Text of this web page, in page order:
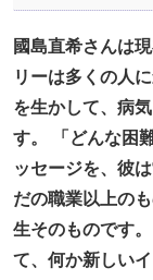
國島直希さんは
リーは多くの人
を生かして、病
す。 「どんな困
ッセージを、彼
だの職業以上の
生そのものです
て、何か新しい